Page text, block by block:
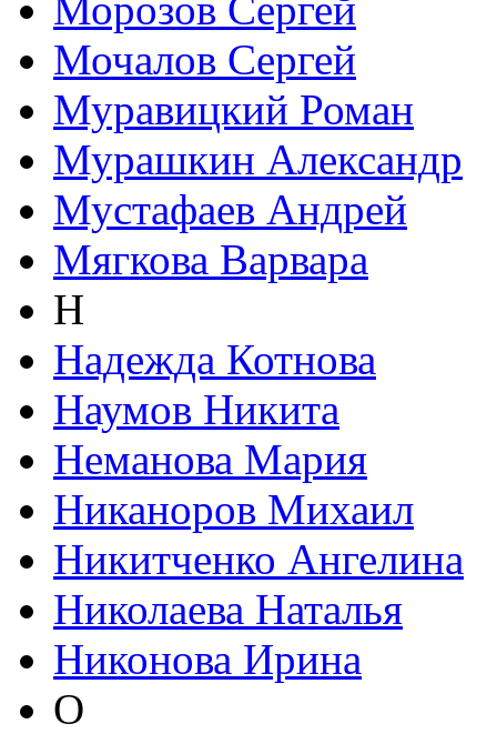
Морозов Сергей
Мочалов Сергей
Муравицкий Роман
Мурашкин Александр
Мустафаев Андрей
Мягкова Варвара
Н
Надежда Котнова
Наумов Никита
Неманова Мария
Никаноров Михаил
Никитченко Ангелина
Николаева Наталья
Никонова Ирина
О